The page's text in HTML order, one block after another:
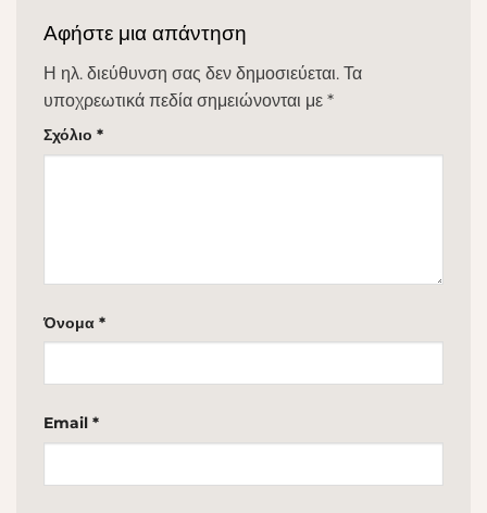
Αφήστε μια απάντηση
Η ηλ. διεύθυνση σας δεν δημοσιεύεται. Τα
υποχρεωτικά πεδία σημειώνονται με *
Σχόλιο *
Όνομα *
Email *